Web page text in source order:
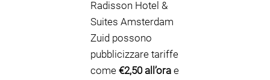
Radisson Hotel &
Suites Amsterdam
Zuid possono
pubblicizzare tariffe
come €2,50 all’ora e